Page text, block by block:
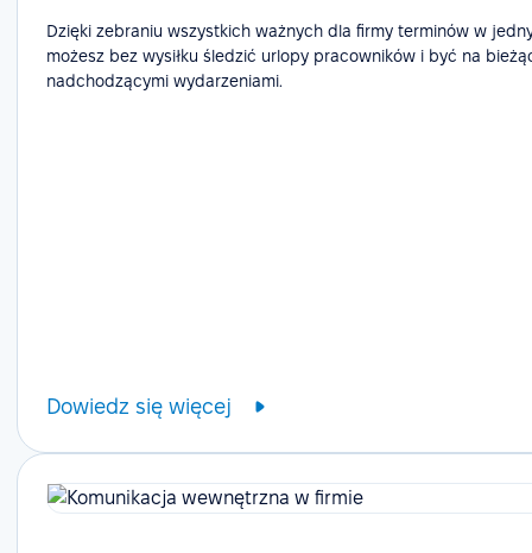
Dzięki zebraniu wszystkich ważnych dla firmy terminów w
możesz bez wysiłku śledzić urlopy pracowników i być na
nadchodzącymi wydarzeniami.
Dowiedz się więcej